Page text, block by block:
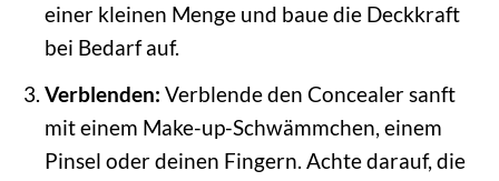
einer kleinen Menge und baue die Deckkraft
bei Bedarf auf.
Verblenden: Verblende den Concealer sanft
mit einem Make-up-Schwämmchen, einem
Pinsel oder deinen Fingern. Achte darauf, die